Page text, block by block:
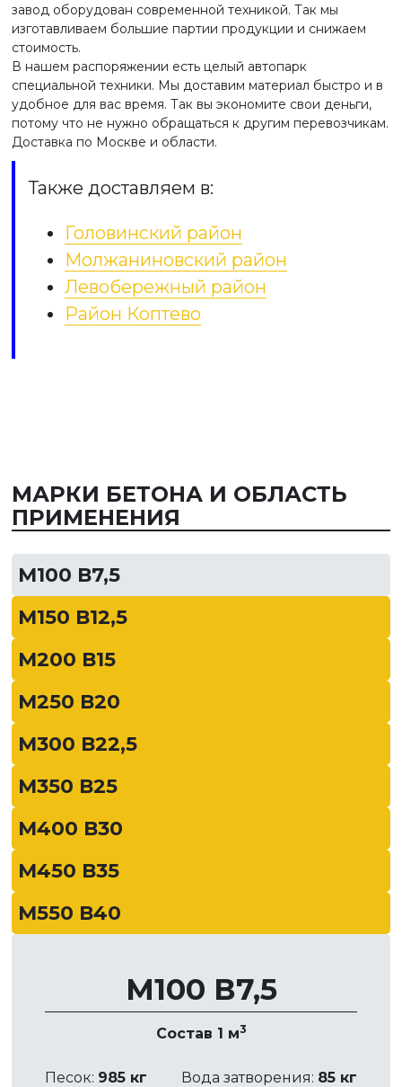
завод оборудован современной техникой. Так мы
изготавливаем большие партии продукции и снижаем
стоимость.
В нашем распоряжении есть целый автопарк
специальной техники. Мы доставим материал быстро и в
удобное для вас время. Так вы экономите свои деньги,
потому что не нужно обращаться к другим перевозчикам.
Доставка по Москве и области.
Также доставляем в:
Головинский район
Молжаниновский район
Левобережный район
Район Коптево
МАРКИ БЕТОНА И ОБЛАСТЬ
ПРИМЕНЕНИЯ
М100 В7,5
М150 В12,5
М200 В15
М250 В20
М300 В22,5
М350 В25
М400 В30
М450 В35
М550 В40
М100 В7,5
Состав 1 м3
Песок: 985 кг Вода затворения: 85 кг